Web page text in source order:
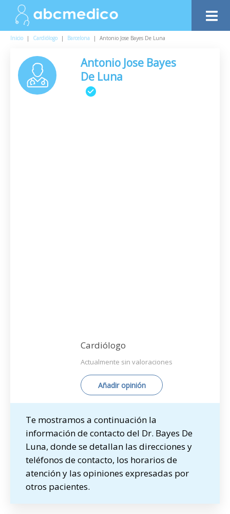
Inicio | Cardiólogo | Barcelona | Antonio Jose Bayes De Luna
Antonio Jose Bayes
De Luna
Cardiólogo
Actualmente sin valoraciones
Añadir opinión
Te mostramos a continuación la
información de contacto del Dr. Bayes De
Luna, donde se detallan las direcciones y
teléfonos de contacto, los horarios de
atención y las opiniones expresadas por
otros pacientes.